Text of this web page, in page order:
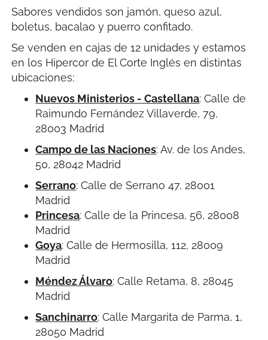
Sabores vendidos son jamón, queso azul,
boletus, bacalao y puerro confitado.
Se venden en cajas de 12 unidades y estamos
en los Hipercor de El Corte Inglés en distintas
ubicaciones:
Nuevos Ministerios - Castellana:Calle de
Raimundo Fernández Villaverde, 79,
28003 Madrid
Campo de las Naciones:Av. de los Andes,
50, 28042 Madrid
Serrano: Calle de Serrano 47, 28001
Madrid
Princesa:Calle de la Princesa, 56, 28008
Madrid
Goya:Calle de Hermosilla, 112, 28009
Madrid
Méndez Álvaro: Calle Retama, 8, 28045
Madrid
Sanchinarro:Calle Margarita de Parma, 1,
28050 Madrid